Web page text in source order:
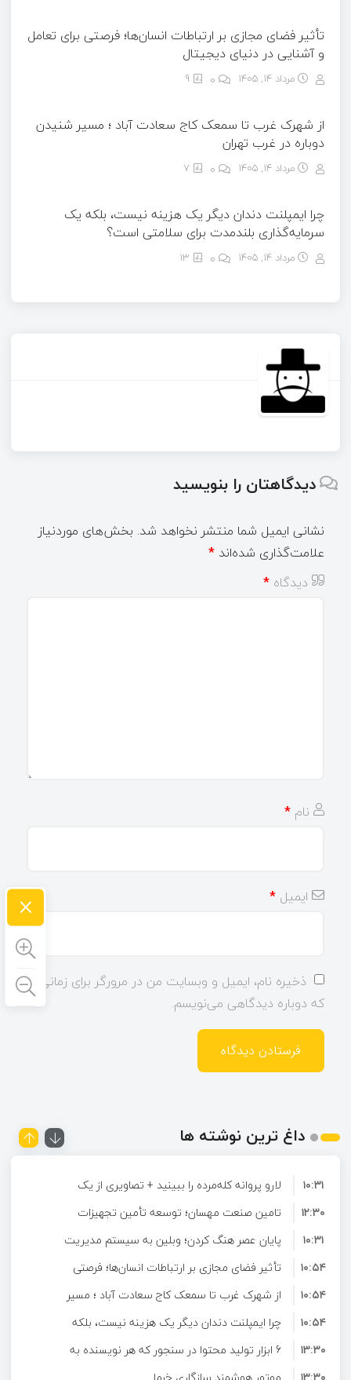
تأثیر فضای مجازی بر ارتباطات انسان‌ها؛ فرصتی برای تعامل
و آشنایی در دنیای دیجیتال
مرداد ۱۴, ۱۴۰۵ 9
از شهرک غرب تا سمعک کاج سعادت آباد ؛ مسیر شنیدن
دوباره در غرب تهران
مرداد ۱۴, ۱۴۰۵ 7
چرا ایمپلنت دندان دیگر یک هزینه نیست، بلکه یک
سرمایه‌گذاری بلندمدت برای سلامتی است؟
مرداد ۱۴, ۱۴۰۵ 13
دیدگاهتان را بنویسید
نشانی ایمیل شما منتشر نخواهد شد. بخش‌های موردنیاز
علامت‌گذاری شده‌اند *
دیدگاه *
نام *
ایمیل *
ذخیره نام، ایمیل و وبسایت من در مرورگر برای زمانی
که دوباره دیدگاهی می‌نویسم.
داغ ترین نوشته ها
لارو پروانه کله‌مرده را ببینید + تصاویری از یک
حشره عجیب
۱۰:۳۱
تامین صنعت مهسان؛ توسعه تأمین تجهیزات
صنعتی و ارائه راهکارهای تخصصی برای صنایع
۱۲:۳۰
پایان عصر هنگ کردن؛ وبلین به سیستم مدیریت
محتوای حرفه ای ارتقا پیدا کرد!
۱۰:۳۱
تأثیر فضای مجازی بر ارتباطات انسان‌ها؛ فرصتی
برای تعامل و آشنایی در دنیای دیجیتال
۱۰:۵۴
از شهرک غرب تا سمعک کاج سعادت آباد ؛ مسیر
شنیدن دوباره در غرب تهران
۱۰:۵۴
چرا ایمپلنت دندان دیگر یک هزینه نیست، بلکه
یک سرمایه‌گذاری بلندمدت برای سلامتی است؟
۱۰:۵۴
6 ابزار تولید محتوا در سنجور که هر نویسنده به
۱۳:۳۰
×